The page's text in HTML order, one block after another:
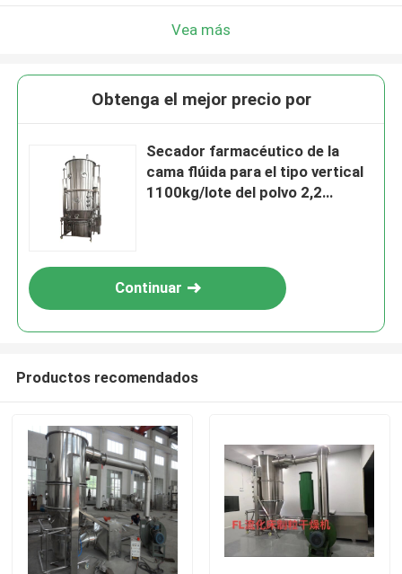
Hogar
Vea más
Obtenga el mejor precio por
Secador farmacéutico de la
cama flúida para el tipo vertical
1100kg/lote del polvo 2,2
Continuar
Productos recomendados